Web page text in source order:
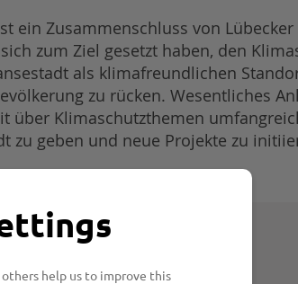
ein Zusammenschluss von
zum Ziel gesetzt haben, den
als klimafreundlichen
zu rücken. Wesentliches
über Klimaschutzthemen
zu geben und neue Projekte zu
help us to improve this